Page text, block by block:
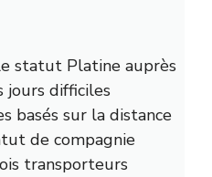
statut Platine auprès
jours difficiles
basés sur la distance
de compagnie
transporteurs